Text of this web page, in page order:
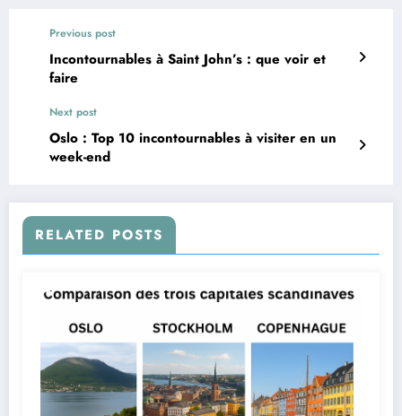
Previous post
Incontournables à Saint John’s : que voir et
faire
Next post
Oslo : Top 10 incontournables à visiter en un
week-end
RELATED POSTS